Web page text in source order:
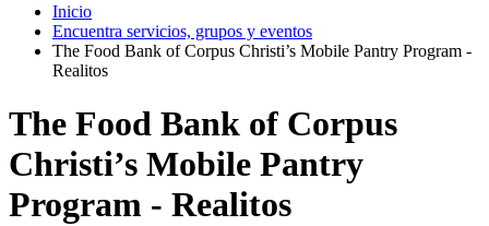
Inicio
Encuentra servicios, grupos y eventos
The Food Bank of Corpus Christi’s Mobile Pantry Program -
Realitos
The Food Bank of Corpus
Christi’s Mobile Pantry
Program - Realitos